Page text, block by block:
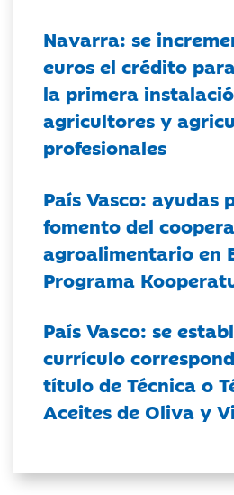
Navarra: se
euros el crédito
la primera
agricultores y
profesionales
País Vasco: ayudas
fomento del
agroalimentario en
Programa
País Vasco: se
currículo
título de Técnica o
Aceites de Oliva y